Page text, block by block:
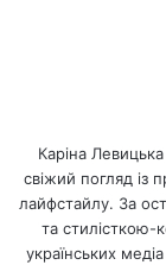
Каріна
свіжий погляд із
лайфстайлу. За
та стилісткою-
українських